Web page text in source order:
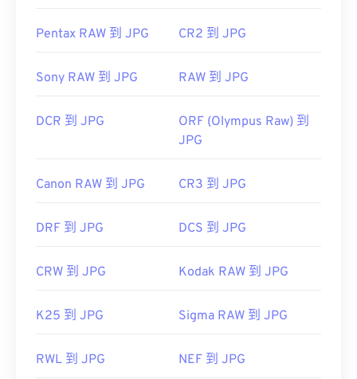
開發者： 聯合圖像專家群組
使用我們的顏色選擇器 從映像中擷取顏色
Pentax RAW 到 JPG CR2 到 JPG
Sony RAW 到 JPG RAW 到 JPG
DCR 到 JPG
ORF (Olympus Raw) 到
JPG
Canon RAW 到 JPG CR3 到 JPG
DRF 到 JPG DCS 到 JPG
CRW 到 JPG Kodak RAW 到 JPG
K25 到 JPG Sigma RAW 到 JPG
RWL 到 JPG NEF 到 JPG